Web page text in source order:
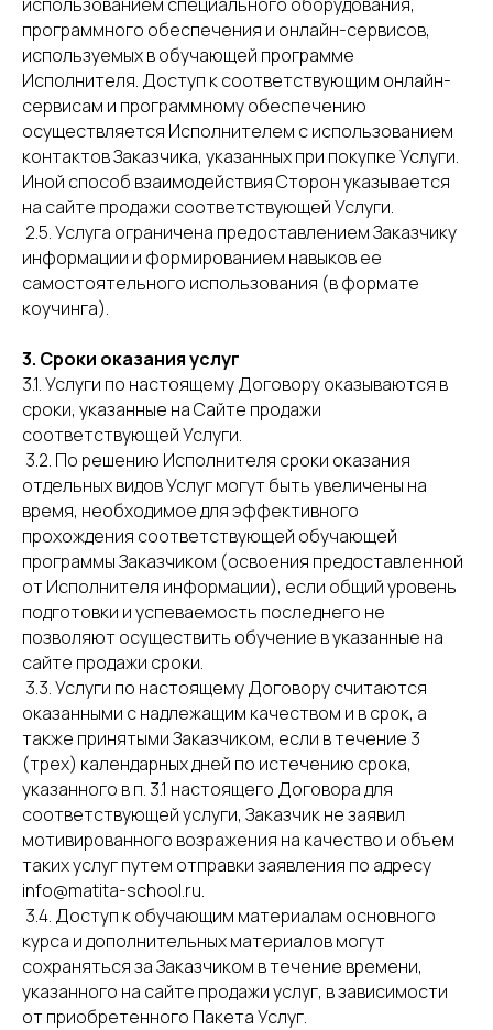
программного обеспечения и онлайн-сервисов,
используемых в обучающей программе
Исполнителя. Доступ к соответствующим онлайн-
сервисам и программному обеспечению
осуществляется Исполнителем с использованием
контактов Заказчика, указанных при покупке Услуги.
Иной способ взаимодействия Сторон указывается
на сайте продажи соответствующей Услуги.
2.5. Услуга ограничена предоставлением Заказчику
информации и формированием навыков ее
самостоятельного использования (в формате
коучинга).
3. Сроки оказания услуг
3.1. Услуги по настоящему Договору оказываются в
сроки, указанные на Сайте продажи
соответствующей Услуги.
3.2. По решению Исполнителя сроки оказания
отдельных видов Услуг могут быть увеличены на
время, необходимое для эффективного
прохождения соответствующей обучающей
программы Заказчиком (освоения предоставленной
от Исполнителя информации), если общий уровень
подготовки и успеваемость последнего не
позволяют осуществить обучение в указанные на
сайте продажи сроки.
3.3. Услуги по настоящему Договору считаются
оказанными с надлежащим качеством и в срок, а
также принятыми Заказчиком, если в течение 3
(трех) календарных дней по истечению срока,
указанного в п. 3.1 настоящего Договора для
соответствующей услуги, Заказчик не заявил
мотивированного возражения на качество и объем
таких услуг путем отправки заявления по адресу
info@matita-school.ru.
3.4. Доступ к обучающим материалам основного
курса и дополнительных материалов могут
сохраняться за Заказчиком в течение времени,
указанного на сайте продажи услуг, в зависимости
от приобретенного Пакета Услуг.